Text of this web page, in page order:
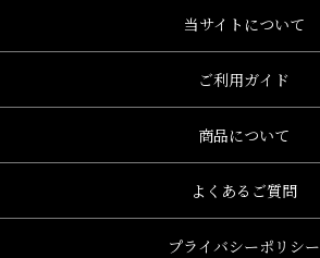
当サイトについて
ご利用ガイド
商品について
よくあるご質問
プライバシーポリシー